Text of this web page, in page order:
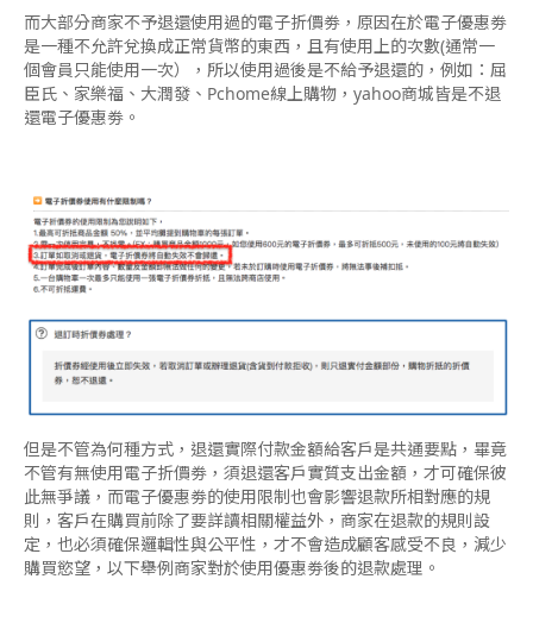
而大部分商家不予退還使用過的電子折價劵，原因在於電子優惠劵
是一種不允許兌換成正常貨幣的東西，且有使用上的次數(通常一
個會員只能使用一次），所以使用過後是不給予退還的，例如：屈
臣氏、家樂福、大潤發、Pchome線上購物，yahoo商城皆是不退
還電子優惠劵。
但是不管為何種方式，退還實際付款金額給客戶是共通要點，畢竟
不管有無使用電子折價劵，須退還客戶實質支出金額，才可確保彼
此無爭議，而電子優惠劵的使用限制也會影響退款所相對應的規
則，客戶在購買前除了要詳讀相關權益外，商家在退款的規則設
定，也必須確保邏輯性與公平性，才不會造成顧客感受不良，減少
購買慾望，以下舉例商家對於使用優惠劵後的退款處理。